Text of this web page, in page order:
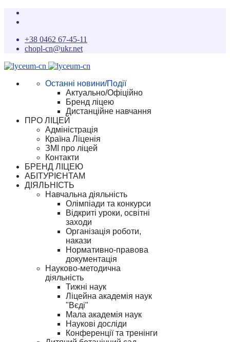
+38 0462 67-45-11
chopl-cn@ukr.net
Останні новини/Події
Актуально/Офіційно
Бренд ліцею
Дистанційне навчання
ПРО ЛІЦЕЙ
Адміністрація
Країна Ліценія
ЗМІ про ліцей
Контакти
БРЕНД ЛІЦЕЮ
АБІТУРІЄНТАМ
ДІЯЛЬНІСТЬ
Навчальна діяльність
Олімпіади та конкурси
Відкриті уроки, освітні
заходи
Організація роботи,
накази
Нормативно-правова
документація
Науково-методична
діяльність
Тижні наук
Ліцейна академія наук
"Вєді"
Мала академія наук
Наукові досліди
Конференції та тренінги